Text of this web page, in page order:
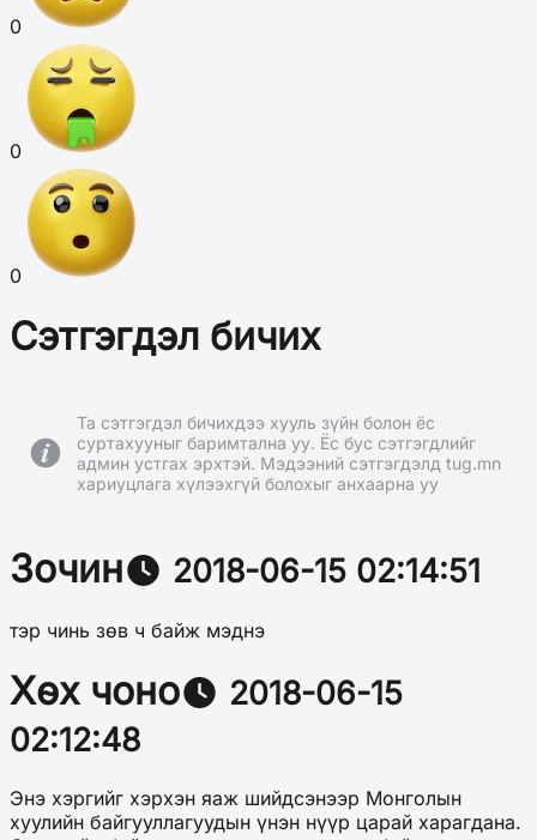
0
0
0
Сэтгэгдэл бичих
Та сэтгэгдэл бичихдээ хууль зүйн болон ёс
суртахууныг баримтална уу. Ёс бус сэтгэгдлийг
админ устгах эрхтэй. Мэдээний сэтгэгдэлд tug.mn
хариуцлага хүлээхгүй болохыг анхаарна уу
Зочин 2018-06-15 02:14:51
тэр чинь зөв ч байж мэднэ
Хөх чоно
2018-06-15
02:12:48
Энэ хэргийг хэрхэн яаж шийдсэнээр Монголын
хуулийн байгууллагуудын үнэн нүүр царай харагдана.